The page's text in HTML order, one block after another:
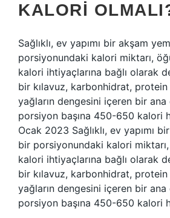
KALORI
Sağlıklı, ev yapımı bir akşam
porsiyonundaki kalori miktarı,
kalori ihtiyaçlarına bağlı olarak
bir kılavuz, karbonhidrat, protein
yağların dengesini içeren bir
porsiyon başına 450-650 kalori
Ocak 2023 Sağlıklı, ev yapımı
bir porsiyonundaki kalori
kalori ihtiyaçlarına bağlı olarak
bir kılavuz, karbonhidrat, protein
yağların dengesini içeren bir
porsiyon başına 450-650 kalori